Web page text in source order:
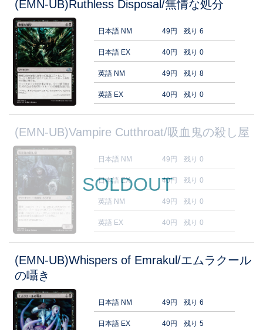
(EMN-UB)Ruthless Disposal/無情な処分
日本語 NM 49円 残り 6
日本語 EX 40円 残り 0
英語 NM 49円 残り 8
英語 EX 40円 残り 0
(EMN-UB)Vampire Cutthroat/吸血鬼の殺し屋
日本語 NM 49円 残り 0
日本語 EX 40円 残り 0
英語 NM 49円 残り 0
英語 EX 40円 残り 0
SOLDOUT
(EMN-UB)Whispers of Emrakul/エムラクール
の囁き
日本語 NM 49円 残り 6
日本語 EX 40円 残り 5